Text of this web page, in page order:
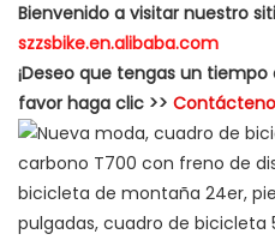
Bienvenido a visitar nuestro
szzsbike.en.alibaba.com
¡Deseo que tengas un
favor haga clic >>